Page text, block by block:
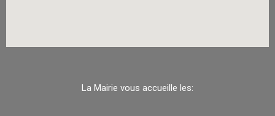
La Mairie vous accueille les: